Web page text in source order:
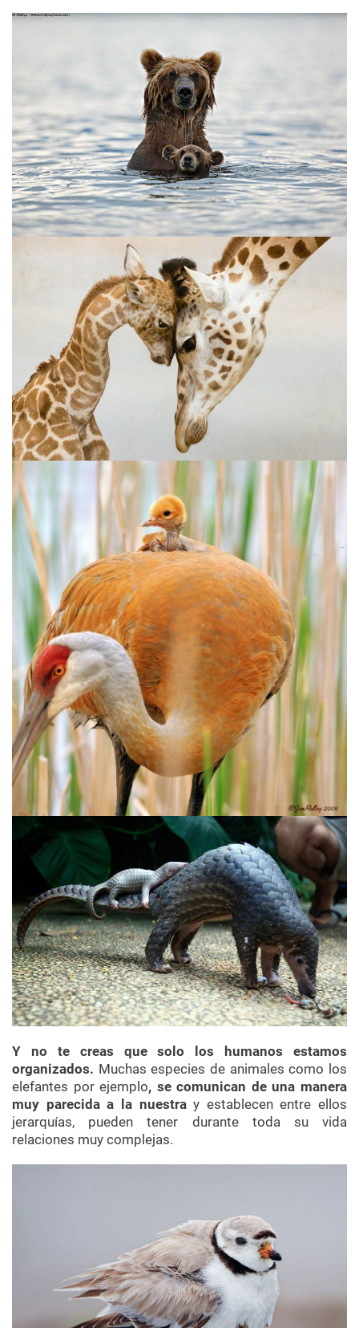
Y no te creas que solo los humanos estamos
organizados. Muchas especies de animales como los
elefantes por ejemplo, se comunican de una manera
muy parecida a la nuestray establecen entre ellos
jerarquías, pueden tener durante toda su vida
relaciones muy complejas.